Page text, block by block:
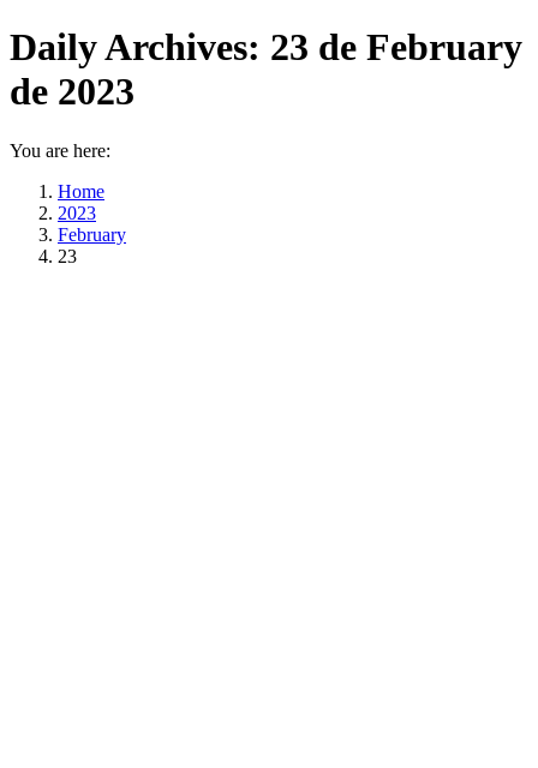
Daily Archives: 23 de February
de 2023
You are here:
Home
2023
February
23